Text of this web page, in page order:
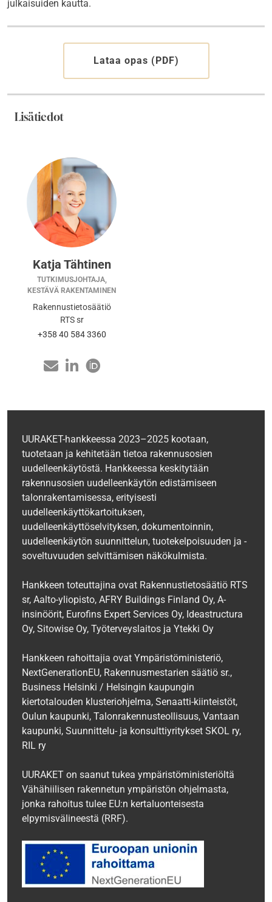
julkaisuiden kautta.
Lataa opas (PDF)
Lisätiedot
Katja Tähtinen
TUTKIMUSJOHTAJA,
KESTÄVÄ RAKENTAMINEN
Rakennustietosäätiö
RTS sr
+358 40 584 3360
UURAKET-hankkeessa 2023–2025 kootaan,
tuotetaan ja kehitetään tietoa rakennusosien
uudelleenkäytöstä. Hankkeessa keskitytään
rakennusosien uudelleenkäytön edistämiseen
talonrakentamisessa, erityisesti
uudelleenkäyttökartoituksen,
uudelleenkäyttöselvityksen, dokumentoinnin,
uudelleenkäytön suunnittelun, tuotekelpoisuuden ja -
soveltuvuuden selvittämisen näkökulmista.
Hankkeen toteuttajina ovat Rakennustietosäätiö RTS
sr, Aalto-yliopisto, AFRY Buildings Finland Oy, A-
insinöörit, Eurofins Expert Services Oy, Ideastructura
Oy, Sitowise Oy, Työterveyslaitos ja Ytekki Oy
‍‍Hankkeen rahoittajia ovat Ympäristöministeriö,
NextGenerationEU, Rakennusmestarien säätiö sr.,
Business Helsinki / Helsingin kaupungin
kiertotalouden klusteriohjelma, Senaatti-kiinteistöt,
Oulun kaupunki, Talonrakennusteollisuus, Vantaan
kaupunki, Suunnittelu- ja konsulttiyritykset SKOL ry,
RIL‍ ry
UURAKET on saanut tukea ympäristöministeriöltä
Vähähiilisen rakennetun ympäristön ohjelmasta,
jonka rahoitus tulee EU:n kertaluonteisesta
elpymisvälineestä (RRF).